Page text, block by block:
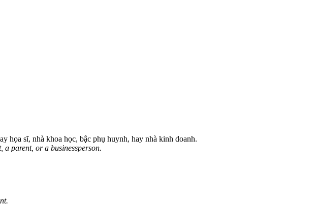
họa sĩ, nhà khoa học, bậc phụ huynh, hay nhà kinh doanh.
a parent, or a businessperson.